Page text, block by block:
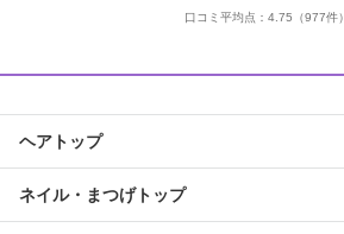
口コミ平均点： 4.75 （977件）
ヘアトップ
ネイル・まつげトップ